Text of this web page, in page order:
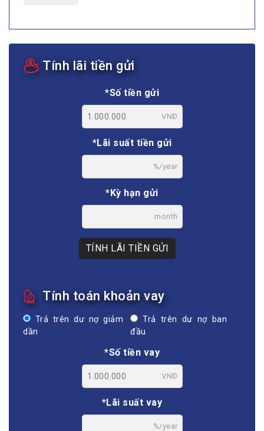
Tính lãi tiền gửi
*Số tiền gửi
VNĐ
*Lãi suất tiền gửi
%/year
*Kỳ hạn gửi
month
TÍNH LÃI TIỀN GỬI
Tính toán khoản vay
Trả trên dư nợ giảm
dần
Trả trên dư nợ ban
đầu
*Số tiền vay
VNĐ
*Lãi suất vay
%/year